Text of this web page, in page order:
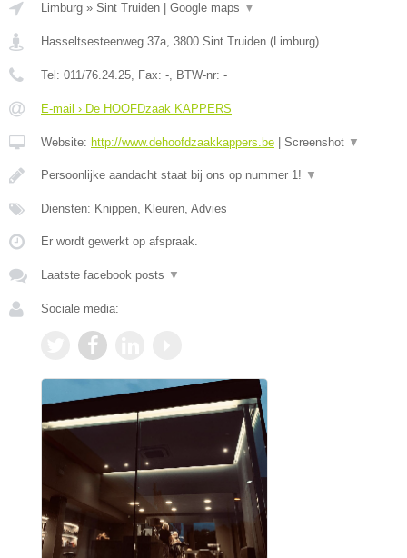
Limburg » Sint Truiden Google maps ▼
Hasseltsesteenweg 37a, 3800 Sint Truiden (Limburg)
Tel: 011/76.24.25, Fax: -, BTW-nr: -
E-mail › De HOOFDzaak KAPPERS
Website: http://www.dehoofdzaakkappers.be Screenshot ▼
Persoonlijke aandacht staat bij ons op nummer 1! ▼
Diensten: Knippen, Kleuren, Advies
Er wordt gewerkt op afspraak.
Laatste facebook posts ▼
Sociale media: